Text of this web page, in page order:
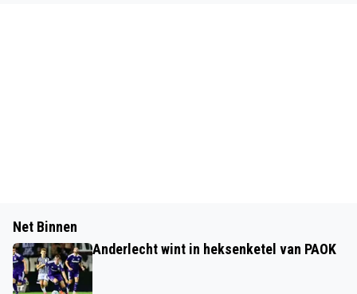
Net Binnen
Anderlecht wint in heksenketel van PAOK